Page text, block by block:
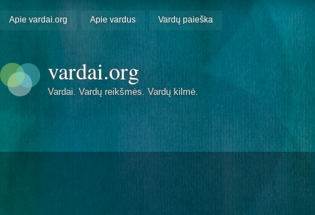
Apie vardai.org Apie vardus Vardų paieška
vardai.org
Vardai. Vardų reikšmės. Vardų kilmė.